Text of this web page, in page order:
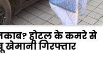
होटल के कमरे से
खेमानी गिरफ्तार